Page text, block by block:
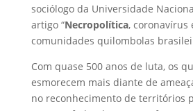
sociólogo da Universidade
artigo “Necropolítica, coronavírus
comunidades quilombolas
Com quase 500 anos de luta, os
esmorecem mais diante de
no reconhecimento de territórios